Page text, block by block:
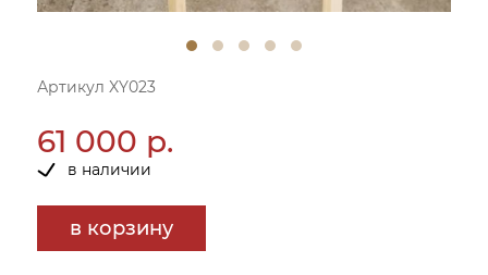
Артикул XY023
61 000 р.
в наличии
в корзину